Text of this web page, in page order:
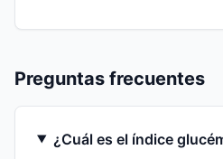
Preguntas frecuentes
¿Cuál es el índice